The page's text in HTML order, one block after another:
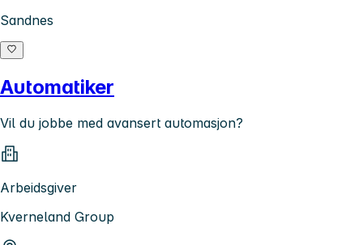
Sandnes
Automatiker
Vil du jobbe med avansert automasjon?
Arbeidsgiver
Kverneland Group